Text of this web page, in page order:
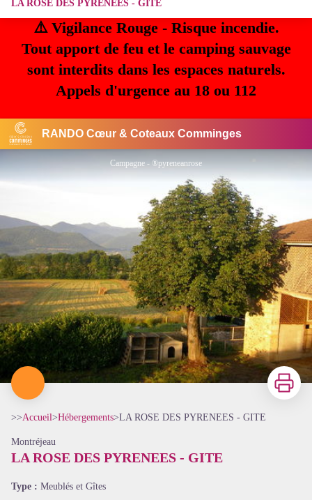
⚠️ Vigilance Rouge - Risque incendie.
Tout apport de feu et le camping sauvage
sont interdits dans les espaces naturels.
Appels d'urgence au 18 ou 112
RANDO Cœur & Coteaux Comminges
LA ROSE DES PYRENEES - GITE
Campagne - ®pyreneanrose
Imprimer
>>Accueil>Hébergements>LA ROSE DES PYRENEES - GITE
Montréjeau
LA ROSE DES PYRENEES - GITE
Type : Meublés et Gîtes